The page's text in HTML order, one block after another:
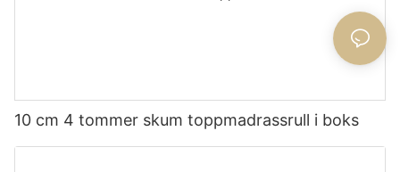
10 cm 4 tommer skum toppmadrassrull i boks